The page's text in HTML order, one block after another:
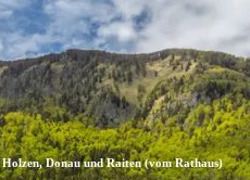
Zum
Inhalt
Zur
Suche
Zum
Footer
Donau und Raiten (vom Rathaus)